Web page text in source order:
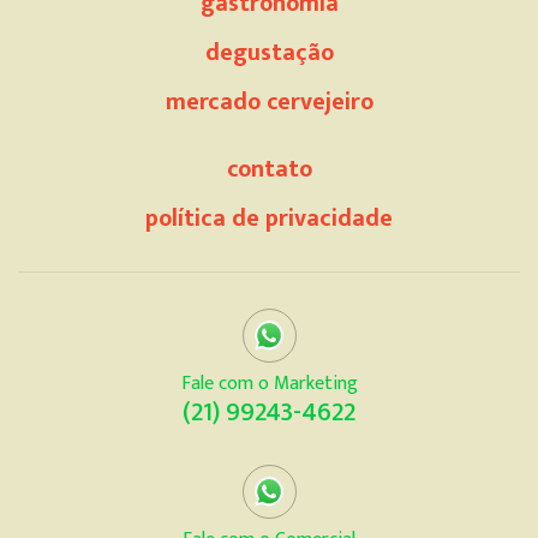
degustação
mercado cervejeiro
contato
política de privacidade
Fale com o Marketing
(21) 99243-4622